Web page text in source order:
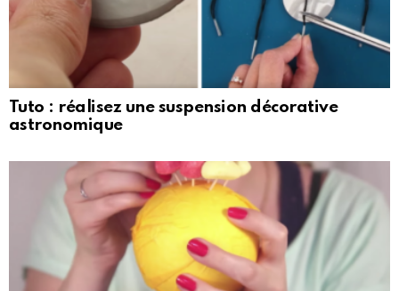
Tuto : réalisez une suspension décorative
astronomique